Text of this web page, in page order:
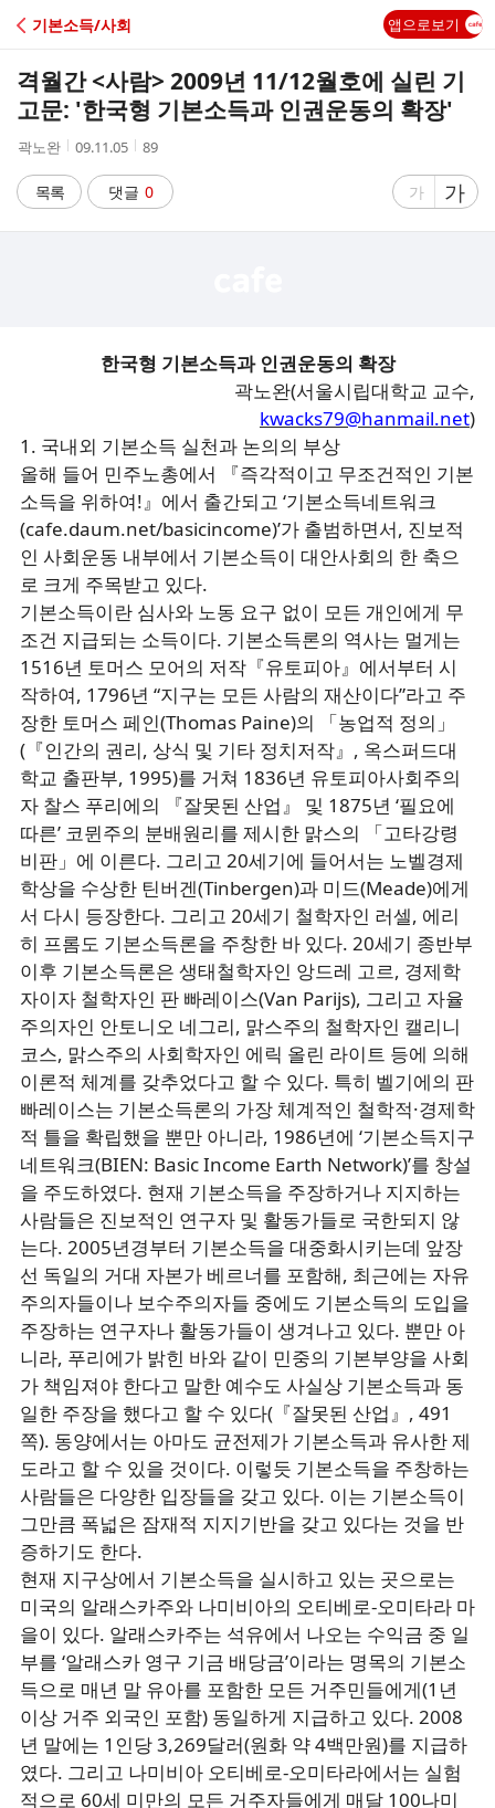
C
A
기본소득/사회 앱으로보기
격월간 <사람> 2009년 11/12월호에 실린 기
고문: '한국형 기본소득과 인권운동의 확장'
작
자
곽노완
작
시
간
09.11.05
조
수
89
목록 댓글 0
글
가
글
자
가
한국형 기본소득과 인권운동의 확장
곽노완(서울시립대학교 교수,
kwacks79@hanmail.net)
1. 국내외 기본소득 실천과 논의의 부상
올해 들어 민주노총에서 『즉각적이고 무조건적인 기본
소득을 위하여!』에서 출간되고 ‘기본소득네트워크
(cafe.daum.net/basicincome)’가 출범하면서, 진보적
인 사회운동 내부에서 기본소득이 대안사회의 한 축으
로 크게 주목받고 있다.
기본소득이란 심사와 노동 요구 없이 모든 개인에게 무
조건 지급되는 소득이다. 기본소득론의 역사는 멀게는
1516년 토머스 모어의 저작『유토피아』에서부터 시
작하여, 1796년 “지구는 모든 사람의 재산이다”라고 주
장한 토머스 페인(Thomas Paine)의 「농업적 정의」
(『인간의 권리, 상식 및 기타 정치저작』, 옥스퍼드대
학교 출판부, 1995)를 거쳐 1836년 유토피아사회주의
자 찰스 푸리에의 『잘못된 산업』 및 1875년 ‘필요에
따른’ 코뮌주의 분배원리를 제시한 맑스의 「고타강령
비판」에 이른다. 그리고 20세기에 들어서는 노벨경제
학상을 수상한 틴버겐(Tinbergen)과 미드(Meade)에게
서 다시 등장한다. 그리고 20세기 철학자인 러셀, 에리
히 프롬도 기본소득론을 주창한 바 있다. 20세기 종반부
이후 기본소득론은 생태철학자인 앙드레 고르, 경제학
자이자 철학자인 판 빠레이스(Van Parijs), 그리고 자율
주의자인 안토니오 네그리, 맑스주의 철학자인 캘리니
코스, 맑스주의 사회학자인 에릭 올린 라이트 등에 의해
이론적 체계를 갖추었다고 할 수 있다. 특히 벨기에의 판
빠레이스는 기본소득론의 가장 체계적인 철학적·경제학
적 틀을 확립했을 뿐만 아니라, 1986년에 ‘기본소득지구
네트워크(BIEN: Basic Income Earth Network)’를 창설
을 주도하였다. 현재 기본소득을 주장하거나 지지하는
사람들은 진보적인 연구자 및 활동가들로 국한되지 않
는다. 2005년경부터 기본소득을 대중화시키는데 앞장
선 독일의 거대 자본가 베르너를 포함해, 최근에는 자유
주의자들이나 보수주의자들 중에도 기본소득의 도입을
주장하는 연구자나 활동가들이 생겨나고 있다. 뿐만 아
니라, 푸리에가 밝힌 바와 같이 민중의 기본부양을 사회
가 책임져야 한다고 말한 예수도 사실상 기본소득과 동
일한 주장을 했다고 할 수 있다(『잘못된 산업』, 491
쪽). 동양에서는 아마도 균전제가 기본소득과 유사한 제
도라고 할 수 있을 것이다. 이렇듯 기본소득을 주창하는
사람들은 다양한 입장들을 갖고 있다. 이는 기본소득이
그만큼 폭넓은 잠재적 지지기반을 갖고 있다는 것을 반
증하기도 한다.
현재 지구상에서 기본소득을 실시하고 있는 곳으로는
미국의 알래스카주와 나미비아의 오티베로-오미타라 마
을이 있다. 알래스카주는 석유에서 나오는 수익금 중 일
부를 ‘알래스카 영구 기금 배당금’이라는 명목의 기본소
득으로 매년 말 유아를 포함한 모든 거주민들에게(1년
이상 거주 외국인 포함) 동일하게 지급하고 있다. 2008
년 말에는 1인당 3,269달러(원화 약 4백만원)를 지급하
였다. 그리고 나미비아 오티베로-오미타라에서는 실험
적으로 60세 미만의 모든 거주자들에게 매달 100나미